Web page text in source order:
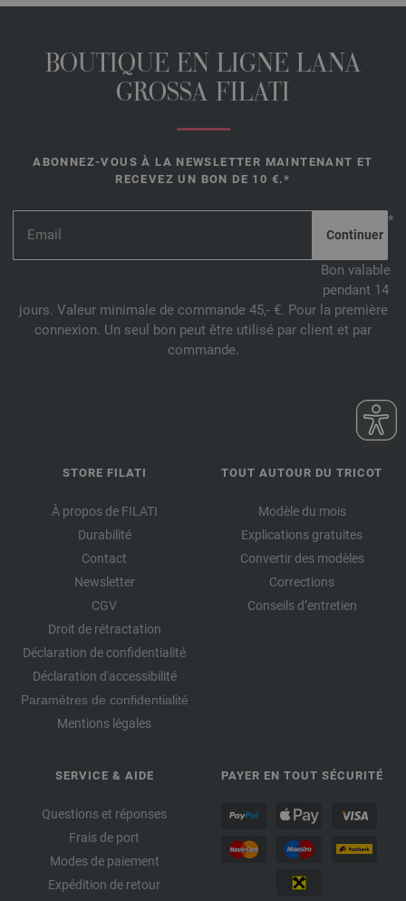
BOUTIQUE EN LIGNE LANA
GROSSA FILATI
ABONNEZ-VOUS À LA NEWSLETTER MAINTENANT ET
RECEVEZ UN BON DE 10 €.*
*
Bon valable
pendant 14
jours. Valeur minimale de commande 45,- €. Pour la première
connexion. Un seul bon peut être utilisé par client et par
commande.
STORE FILATI
À propos de FILATI
Durabilité
Contact
Newsletter
CGV
Droit de rétractation
Déclaration de confidentialité
Déclaration d'accessibilité
Paramètres de confidentialité
Mentions légales
TOUT AUTOUR DU TRICOT
Modèle du mois
Explications gratuites
Convertir des modèles
Corrections
Conseils d’entretien
SERVICE & AIDE
Questions et réponses
Frais de port
Modes de paiement
Expédition de retour
PAYER EN TOUT SÉCURITÉ